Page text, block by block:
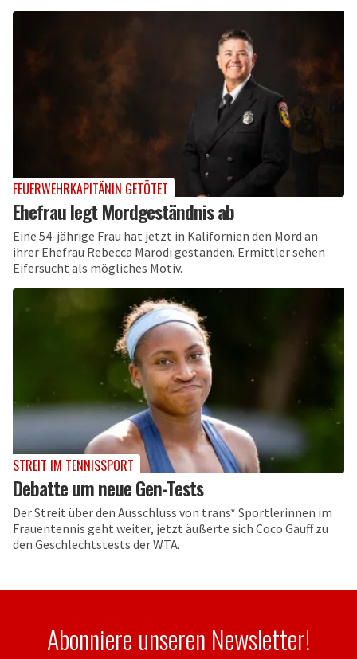
FEUERWEHRKAPITÄNIN GETÖTET
Ehefrau legt Mordgeständnis ab
Eine 54-jährige Frau hat jetzt in Kalifornien den Mord an
ihrer Ehefrau Rebecca Marodi gestanden. Ermittler sehen
Eifersucht als mögliches Motiv.
STREIT IM TENNISSPORT
Debatte um neue Gen-Tests
Der Streit über den Ausschluss von trans* Sportlerinnen im
Frauentennis geht weiter, jetzt äußerte sich Coco Gauff zu
den Geschlechtstests der WTA.
Abonniere unseren Newsletter!